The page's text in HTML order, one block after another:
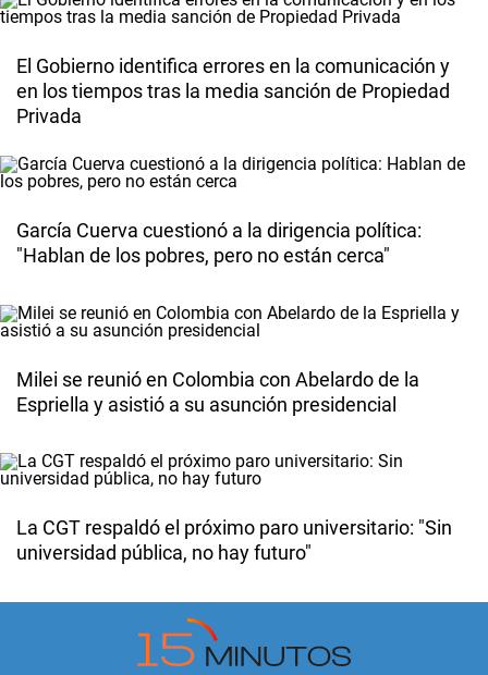
El Gobierno identifica errores en la comunicación y
en los tiempos tras la media sanción de Propiedad
Privada
García Cuerva cuestionó a la dirigencia política:
"Hablan de los pobres, pero no están cerca"
Milei se reunió en Colombia con Abelardo de la
Espriella y asistió a su asunción presidencial
La CGT respaldó el próximo paro universitario: "Sin
universidad pública, no hay futuro"